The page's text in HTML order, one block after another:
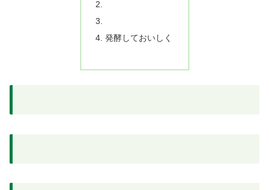
発酵しておいしく